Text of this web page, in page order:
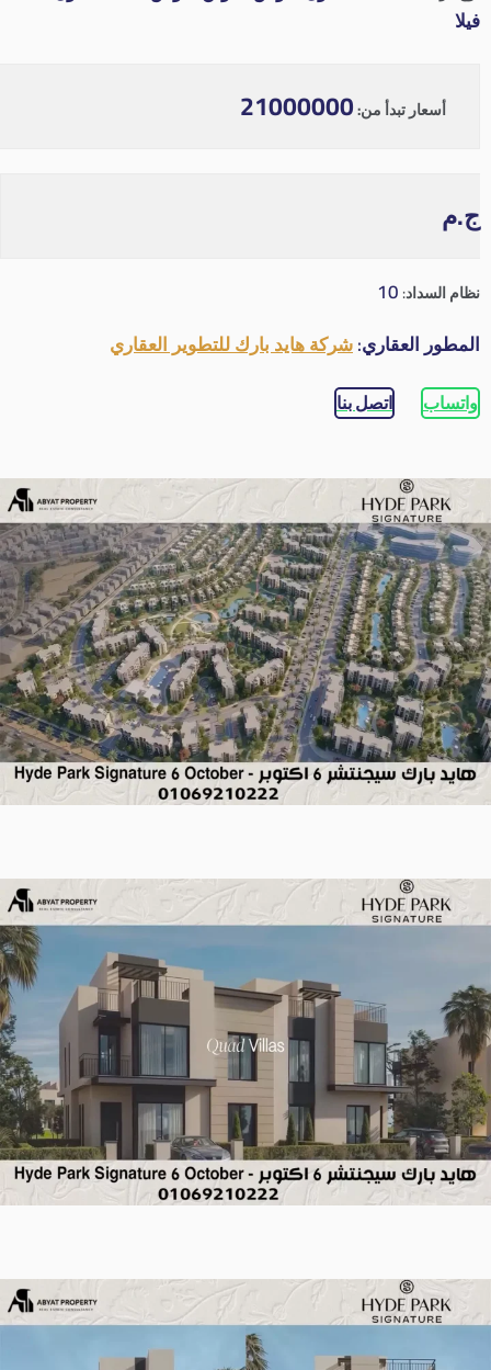
فيلا
أسعار تبدأ من:21000000
ج.م
نظام السداد:10
المطور العقاري:شركة هايد بارك للتطوير العقاري
واتساب اتصل بنا